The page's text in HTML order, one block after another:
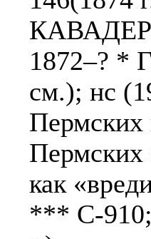
1872–? *
см.); нс
Пермских
Пермских
как
*** С-910;